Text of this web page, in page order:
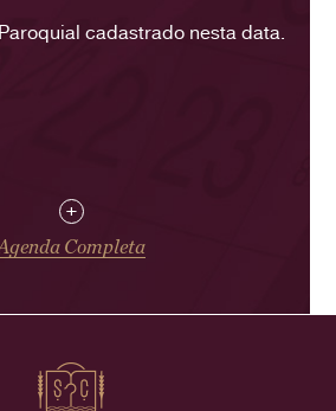
cadastrado nesta data.
+
Completa